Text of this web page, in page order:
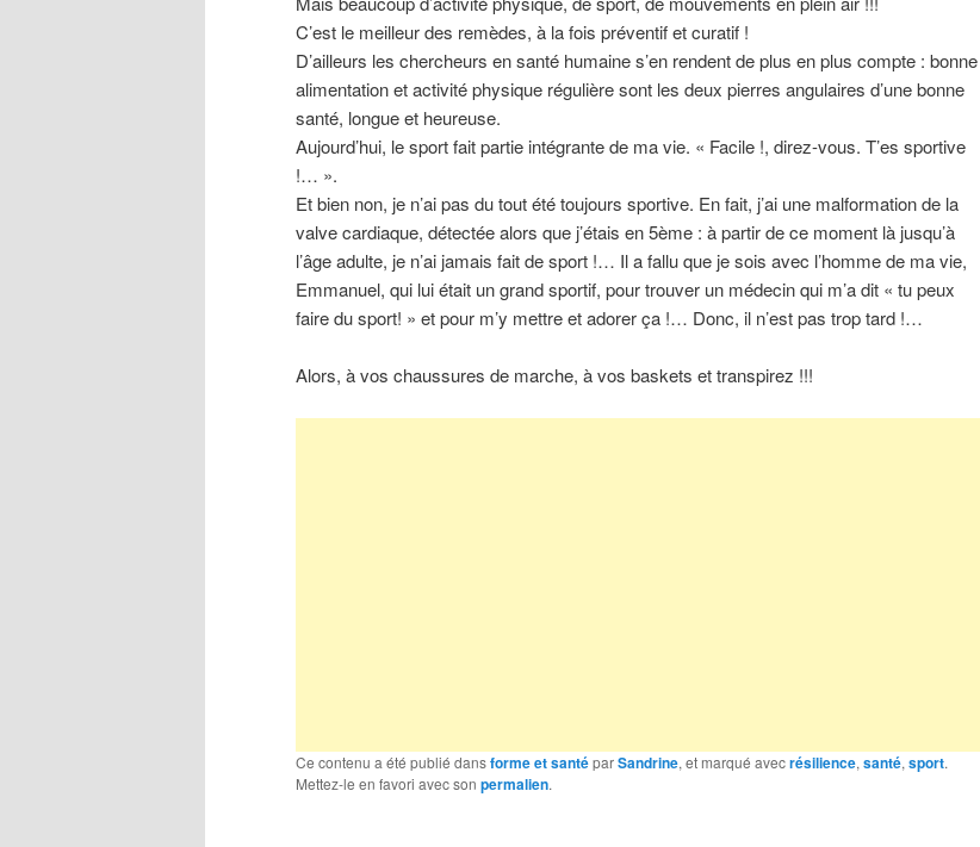
C’est le meilleur des remèdes, à la fois préventif et curatif !
D’ailleurs les chercheurs en santé humaine s’en rendent de plus en plus compte : bonne
alimentation et activité physique régulière sont les deux pierres angulaires d’une bonne
santé, longue et heureuse.
Aujourd’hui, le sport fait partie intégrante de ma vie. « Facile !, direz-vous. T’es sportive
!… ».
Et bien non, je n’ai pas du tout été toujours sportive. En fait, j’ai une malformation de la
valve cardiaque, détectée alors que j’étais en 5ème : à partir de ce moment là jusqu’à
l’âge adulte, je n’ai jamais fait de sport !… Il a fallu que je sois avec l’homme de ma vie,
Emmanuel, qui lui était un grand sportif, pour trouver un médecin qui m’a dit « tu peux
faire du sport! » et pour m’y mettre et adorer ça !… Donc, il n’est pas trop tard !…
Alors, à vos chaussures de marche, à vos baskets et transpirez !!!
Ce contenu a été publié dansforme et santéparSandrine, et marqué avecrésilience,santé,sport.
Mettez-le en favori avec son permalien.